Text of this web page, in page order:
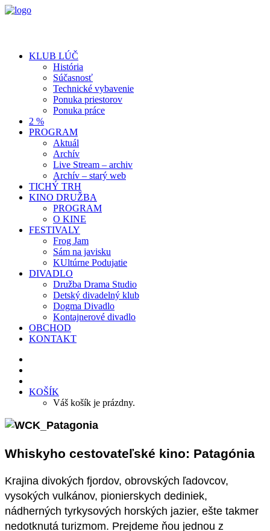
KLUB LÚČ
História
Súčasnosť
Technické vybavenie
Ponuka priestorov
Ponuka práce
2 %
PROGRAM
Aktuál
Archív
Live Stream – archiv
Archív – starý web
TICHÝ TRH
KINO DRUŽBA
PROGRAM
O KINE
FESTIVALY
Frog Jam
Sám na javisku
KUltúrne Podujatie
DIVADLO
Družba Drama Studio
Detský divadelný klub
Dogma Divadlo
Kontajnerové divadlo
OBCHOD
KONTAKT
KOŠÍK
Váš košík je prázdny.
Whiskyho cestovateľské kino: Patagónia
Krajina divokých fjordov, obrovských ľadovcov,
vysokých vulkánov, pionierskych dediniek,
nádherných tyrkysových horských jazier, ešte takmer
nedotknutá turizmom. Prejdeme ňou jednou z